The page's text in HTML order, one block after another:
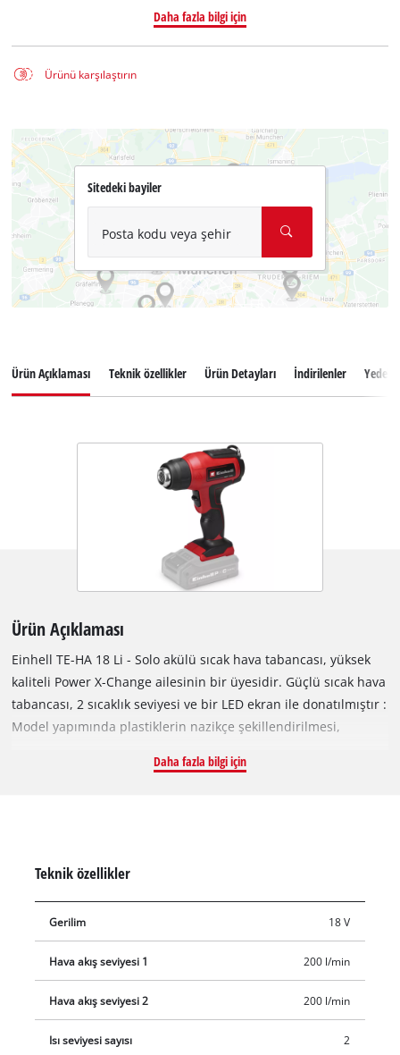
Daha fazla bilgi için
Ürünü karşılaştırın
Sitedeki bayiler
Posta kodu veya şehir
Ürün Açıklaması Teknik özellikler Ürün Detayları İndirilenler Yedek
Ürün Açıklaması
Einhell TE-HA 18 Li - Solo akülü sıcak hava tabancası, yüksek
kaliteli Power X-Change ailesinin bir üyesidir. Güçlü sıcak hava
tabancası, 2 sıcaklık seviyesi ve bir LED ekran ile donatılmıştır :
Model yapımında plastiklerin nazikçe şekillendirilmesi,
katmanları çıkarılması. Seçilen sıcaklık seviyesi LED ekranda
sabit kullanıma uygundur. Açılır metal kanca esnek çalışma ve
saklama sağlar. Yumuşak kavramalı ergonomik tutamak,
sağlam ve güvenli bir tutuş sağlar. Teslimata akü ve şarj cihazı
Daha fazla bilgi için
Teknik özellikler
Gerilim 18 V
Hava akış seviyesi 1 200 l/min
Hava akış seviyesi 2 200 l/min
Isı seviyesi sayısı 2